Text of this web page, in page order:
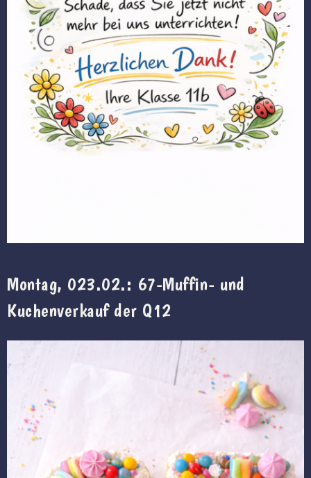
Montag, 023.02.: 67-Muffin- und
Kuchenverkauf der Q12